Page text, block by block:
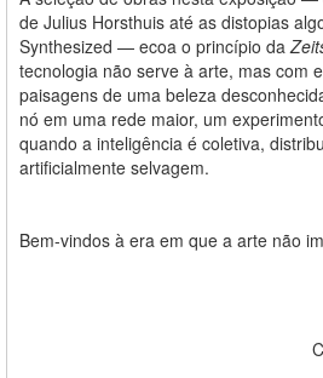
de Julius Horsthuis até as distopias
Synthesized — ecoa o princípio da
tecnologia não serve à arte, mas com
paisagens de uma beleza
nó em uma rede maior, um
quando a inteligência é coletiva,
artificialmente selvagem.
Bem-vindos à era em que a arte não